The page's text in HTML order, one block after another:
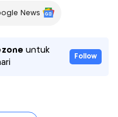
News
untuk
Follow